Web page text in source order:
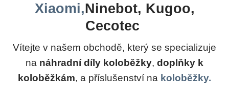
Xiaomi,Ninebot, Kugoo,
Cecotec
Vítejte v našem obchodě, který se specializuje
na náhradní díly koloběžky, doplňky k
koloběžkám, a příslušenství na koloběžky.